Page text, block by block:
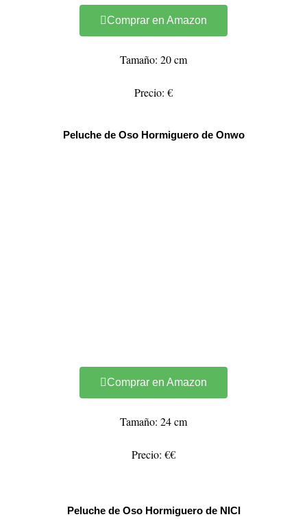
Comprar en Amazon
Tamaño: 20 cm
Precio: €
Peluche de Oso Hormiguero de Onwo
Comprar en Amazon
Tamaño: 24 cm
Precio: €€
Peluche de Oso Hormiguero de NICI